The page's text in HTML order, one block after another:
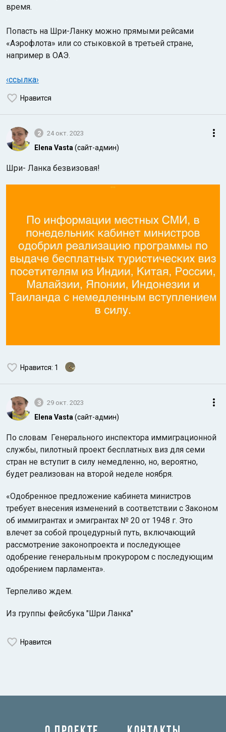
время.
Попасть на Шри-Ланку можно прямыми рейсами
«Аэрофлота» или со стыковкой в третьей стране,
например в ОАЭ.
‹ссылка›
Нравится
2 24 окт. 2023
Elena Vasta (сайт-админ)
Шри- Ланка безвизовая!
Нравится: 1
3 29 окт. 2023
Elena Vasta (сайт-админ)
По словам Генерального инспектора иммиграционной
службы, пилотный проект бесплатных виз для семи
стран не вступит в силу немедленно, но, вероятно,
будет реализован на второй неделе ноября.
«Одобренное предложение кабинета министров
требует внесения изменений в соответствии с Законом
об иммигрантах и эмигрантах № 20 от 1948 г. Это
влечет за собой процедурный путь, включающий
рассмотрение законопроекта и последующее
одобрение генеральным прокурором с последующим
одобрением парламента».
Терпеливо ждем.
Из группы фейсбука "Шри Ланка"
Нравится